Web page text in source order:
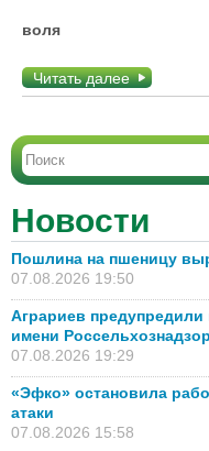
воля
Читать далее
Новости
Пошлина на пшеницу
07.08.2026 19:50
Аграриев
имени
07.08.2026 19:29
«Эфко» остановила
атаки
07.08.2026 15:58